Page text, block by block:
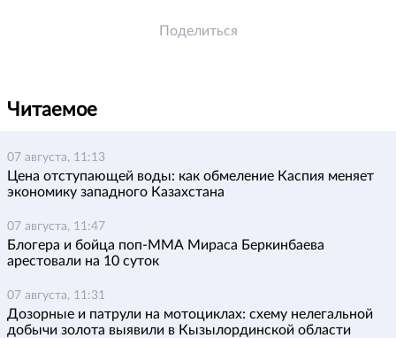
Поделиться
Читаемое
07 августа, 11:13
Цена отступающей воды: как обмеление Каспия меняет
экономику западного Казахстана
07 августа, 11:47
Блогера и бойца поп-ММА Мираса Беркинбаева
арестовали на 10 суток
07 августа, 11:31
Дозорные и патрули на мотоциклах: схему нелегальной
добычи золота выявили в Кызылординской области